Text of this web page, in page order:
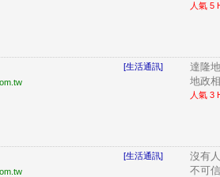
人氣 5
[生活通訊]
達隆
地政
人氣 3
[生活通訊]
沒有
不可